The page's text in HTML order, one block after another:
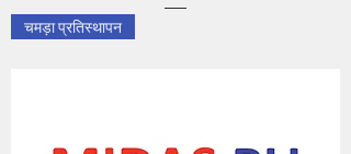
चमड़ा प्रतिस्थापन